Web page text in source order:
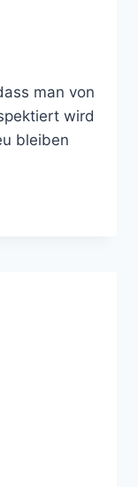
man von
wird
bleiben